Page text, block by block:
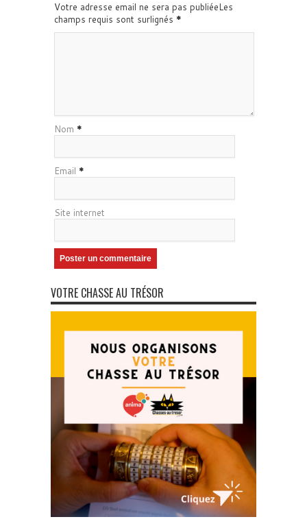
Votre adresse email ne sera pas publiéeLes
champs requis sont surlignés *
Nom *
Email *
Site internet
VOTRE CHASSE AU TRÉSOR